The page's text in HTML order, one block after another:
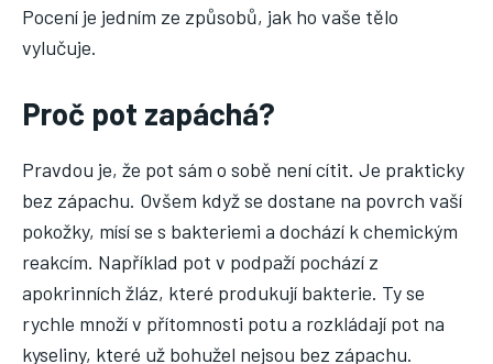
Pocení je jedním ze způsobů, jak ho vaše tělo
vylučuje.
Proč pot zapáchá?
Pravdou je, že pot sám o sobě není cítit. Je prakticky
bez zápachu. Ovšem když se dostane na povrch vaší
pokožky, mísí se s bakteriemi a dochází k chemickým
reakcím. Například pot v podpaží pochází z
apokrinních žláz, které produkují bakterie. Ty se
rychle množí v přítomnosti potu a rozkládají pot na
kyseliny, které už bohužel nejsou bez zápachu.